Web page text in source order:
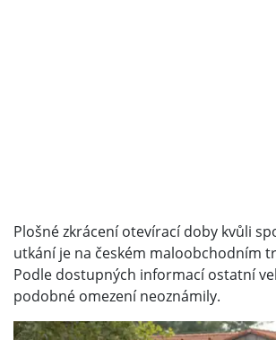
Plošné zkrácení otevírací doby kvůli
utkání je na českém maloobchodním
Podle dostupných informací ostatní
podobné omezení neoznámily.